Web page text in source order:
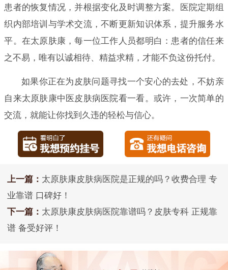
患者的恢复情况，并根据变化及时调整方案。医院定期组
织内部培训与学术交流，不断更新知识体系，提升服务水
平。在太原肤康，每一位工作人员都明白：患者的信任来
之不易，唯有以诚相待、精益求精，才能不负这份托付。
如果你正在为皮肤问题寻找一个安心的去处，不妨亲
自来太原肤康中医皮肤病医院看一看。或许，一次简单的
交流，就能让你找到久违的轻松与信心。
上一篇： 太原肤康皮肤病医院是正规的吗？收费合理 专
业靠谱 口碑好！
下一篇： 太原肤康皮肤病医院靠谱吗？皮肤专科 正规靠
谱 备受好评！